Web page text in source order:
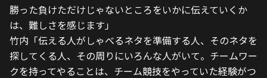
勝った負けただけじゃないところをいかに伝えていくか
は、難しさを感じます」
竹内「伝える人がしゃべるネタを準備する人、そのネタを
探してくる人、その周りにいろんな人がいて。チームワー
クを持ってやることは、チーム競技をやっていた経験がつ